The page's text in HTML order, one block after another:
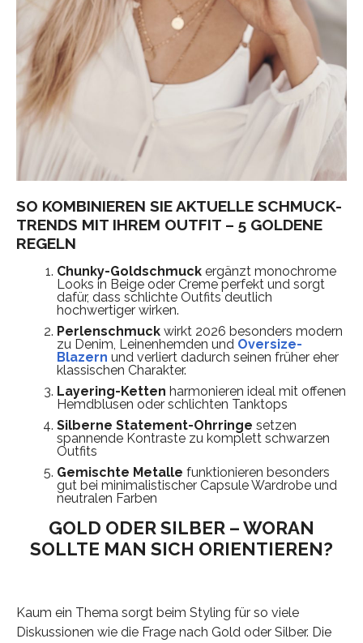
SO KOMBINIEREN SIE AKTUELLE SCHMUCK-
TRENDS MIT IHREM OUTFIT – 5 GOLDENE
REGELN
Chunky-Goldschmuckergänzt monochrome
Looks in Beige oder Creme perfekt und sorgt
dafür, dass schlichte Outfits deutlich
hochwertiger wirken.
Perlenschmuckwirkt 2026 besonders modern
zu Denim, Leinenhemden und Oversize-
Blazern und verliert dadurch seinen früher eher
klassischen Charakter.
Layering-Ketten harmonieren ideal mit offenen
Hemdblusen oder schlichten Tanktops
Silberne Statement-Ohrringe setzen
spannende Kontraste zu komplett schwarzen
Outfits
Gemischte Metalle funktionieren besonders
gut bei minimalistischer Capsule Wardrobe und
neutralen Farben
GOLD ODER SILBER – WORAN
SOLLTE MAN SICH ORIENTIEREN?
Kaum ein Thema sorgt beim Styling für so viele
Diskussionen wie die Frage nach Gold oder Silber. Die